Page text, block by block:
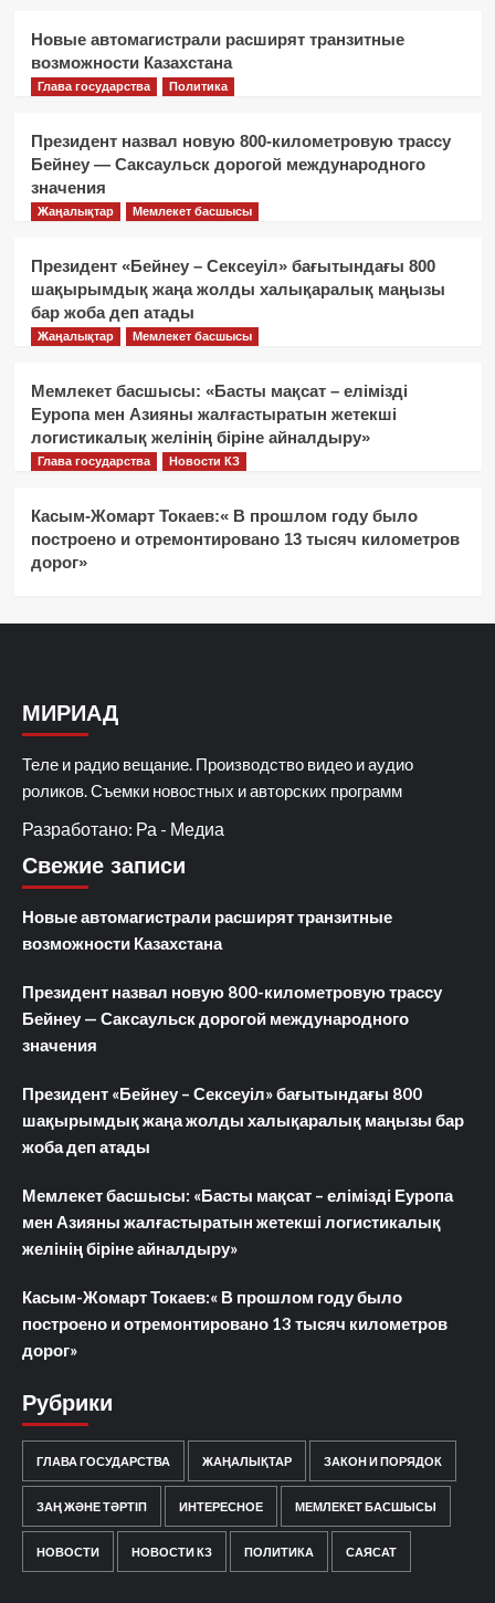
Новые автомагистрали расширят транзитные
возможности Казахстана
Глава государства Политика
Президент назвал новую 800-километровую трассу
Бейнеу — Саксаульск дорогой международного
значения
Жаңалықтар Мемлекет басшысы
Президент «Бейнеу – Сексеуіл» бағытындағы 800
шақырымдық жаңа жолды халықаралық маңызы
бар жоба деп атады
Жаңалықтар Мемлекет басшысы
Мемлекет басшысы: «Басты мақсат – елімізді
Еуропа мен Азияны жалғастыратын жетекші
логистикалық желінің біріне айналдыру»
Глава государства Новости КЗ
Касым-Жомарт Токаев:« В прошлом году было
построено и отремонтировано 13 тысяч километров
дорог»
МИРИАД
Теле и радио вещание. Производство видео и аудио
роликов. Съемки новостных и авторских программ
Разработано: Ра - Медиа
Свежие записи
Новые автомагистрали расширят транзитные
возможности Казахстана
Президент назвал новую 800-километровую трассу
Бейнеу — Саксаульск дорогой международного
значения
Президент «Бейнеу – Сексеуіл» бағытындағы 800
шақырымдық жаңа жолды халықаралық маңызы бар
жоба деп атады
Мемлекет басшысы: «Басты мақсат – елімізді Еуропа
мен Азияны жалғастыратын жетекші логистикалық
желінің біріне айналдыру»
Касым-Жомарт Токаев:« В прошлом году было
построено и отремонтировано 13 тысяч километров
дорог»
Рубрики
ГЛАВА ГОСУДАРСТВА ЖАҢАЛЫҚТАР ЗАКОН И ПОРЯДОК
ЗАҢ ЖӘНЕ ТӘРТІП ИНТЕРЕСНОЕ МЕМЛЕКЕТ БАСШЫСЫ
НОВОСТИ НОВОСТИ КЗ ПОЛИТИКА САЯСАТ